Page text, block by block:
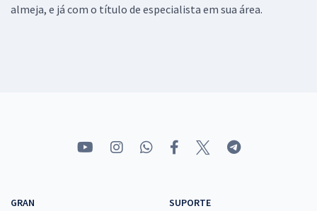
almeja, e já com o título de especialista em sua área.
GRAN
SUPORTE